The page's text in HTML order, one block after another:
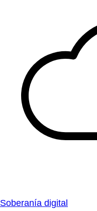
Soberanía digital